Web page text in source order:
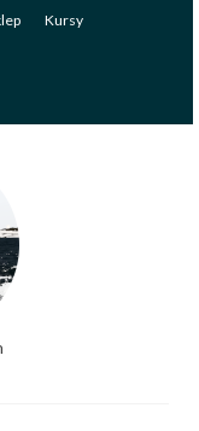
Kursy